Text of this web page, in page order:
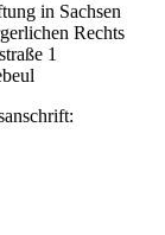
in Sachsen
Rechts
1